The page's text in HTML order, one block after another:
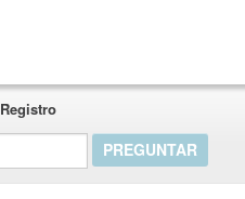
Registro